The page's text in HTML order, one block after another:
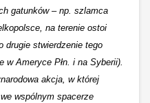
gatunków – np. szlamca
na terenie ostoi
drugie stwierdzenie tego
w Ameryce Płn. i na Syberii).
akcja, w której
wspólnym spacerze